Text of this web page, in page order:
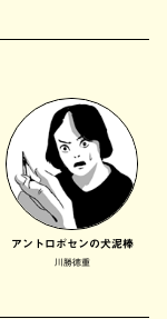
アントロポセンの犬泥棒
川勝徳重